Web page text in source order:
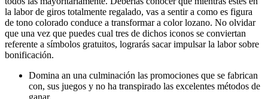
la labor de giros totalmente regalado, vas a sentir a como es figura
de tono colorado conduce a transformar a color lozano. No olvidar
que una vez que puedes cual tres de dichos iconos se conviertan
referente a símbolos gratuitos, lograrás sacar impulsar la labor sobre
bonificación.
Domina an una culminación las promociones que se fabrican
con, sus juegos y no ha transpirado las excelentes métodos de
ganar.